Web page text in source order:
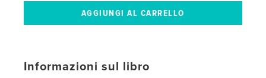
Informazioni sul libro